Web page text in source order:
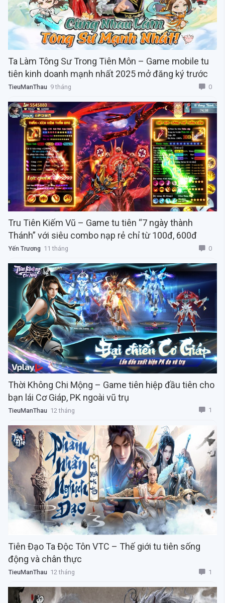
Ta Làm Tông Sư Trong Tiên Môn – Game mobile tu
tiên kinh doanh mạnh nhất 2025 mở đăng ký trước
TieuManThau 9 tháng 0
Tru Tiên Kiếm Vũ – Game tu tiên “7 ngày thành
Thánh” với siêu combo nạp rẻ chỉ từ 100đ, 600đ
Yến Trương 11 tháng 0
Thời Không Chi Mộng – Game tiên hiệp đầu tiên cho
bạn lái Cơ Giáp, PK ngoài vũ trụ
TieuManThau 12 tháng 1
Tiên Đạo Ta Độc Tôn VTC – Thế giới tu tiên sống
động và chân thực
TieuManThau 12 tháng 1